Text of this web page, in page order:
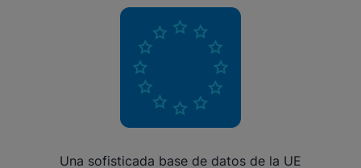
Una sofisticada base de datos de la UE